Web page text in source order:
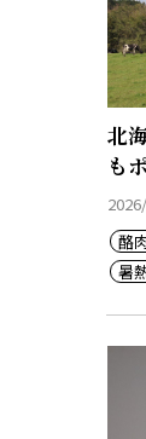
北
も
酪
暑